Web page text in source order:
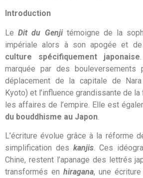
Introduction
LeDit du Genji témoigne de la
impériale alors à son apogée et de
culture spécifiquement japonaise
marquée par des bouleversements
déplacement de la capitale de
Kyoto) et l’influence grandissante de la
les affaires de l’empire. Elle est
du bouddhisme au Japon
L’écriture évolue grâce à la réforme
simplification des kanjis. Ces
Chine, restent l’apanage des lettrés
transformés en hiragana, une